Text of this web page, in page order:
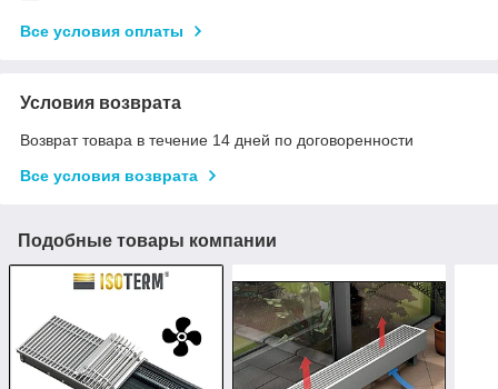
Все условия оплаты
Условия возврата
Возврат товара в течение 14 дней по договоренности
Все условия возврата
Подобные товары компании